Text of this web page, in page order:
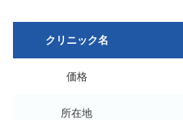
クリニック名
価格
所在地